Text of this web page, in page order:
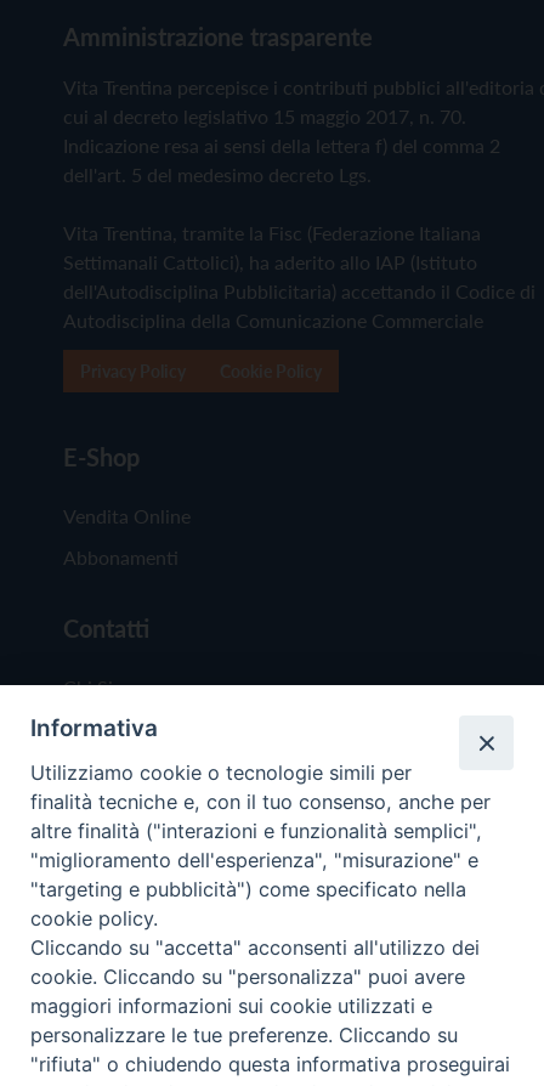
Amministrazione trasparente
Vita Trentina percepisce i contributi pubblici all'editoria
cui al decreto legislativo 15 maggio 2017, n. 70.
Indicazione resa ai sensi della lettera f) del comma 2
dell'art. 5 del medesimo decreto Lgs.
Vita Trentina, tramite la Fisc (Federazione Italiana
Settimanali Cattolici), ha aderito allo IAP (Istituto
dell'Autodisciplina Pubblicitaria) accettando il Codice di
Autodisciplina della Comunicazione Commerciale
E-Shop
Vendita Online
Abbonamenti
Contatti
Chi Siamo
Redazione
Scrivici
Copyright © 2019 - Tutti i diritti riservati - Vita
Trentina Editrice
Privacy Policy
Torna
Informativa
Utilizziamo cookie o tecnologie simili per
finalità tecniche e, con il tuo consenso, anche per
altre finalità ("interazioni e funzionalità semplici",
"miglioramento dell'esperienza", "misurazione" e
"targeting e pubblicità") come specificato nella
cookie policy.
Cliccando su "accetta" acconsenti all'utilizzo dei
cookie. Cliccando su "personalizza" puoi avere
maggiori informazioni sui cookie utilizzati e
personalizzare le tue preferenze. Cliccando su
"rifiuta" o chiudendo questa informativa proseguirai